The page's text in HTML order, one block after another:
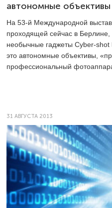
автономные объективы
На 53-й Международной
проходящей сейчас в
необычные гаджеты Cyber-shot
это автономные объективы,
профессиональный
31 АВГУСТА 2013